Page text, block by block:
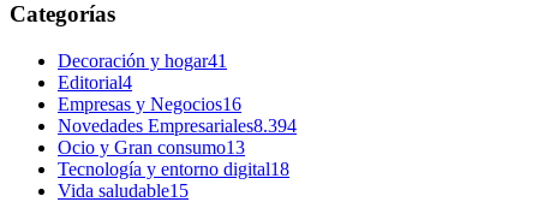
Categorías
Decoración y hogar41
Editorial4
Empresas y Negocios16
Novedades Empresariales8.394
Ocio y Gran consumo13
Tecnología y entorno digital18
Vida saludable15